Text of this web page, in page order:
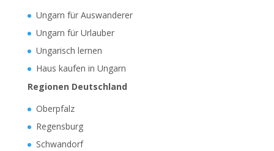
Ungarn für Auswanderer
Ungarn für Urlauber
Ungarisch lernen
Haus kaufen in Ungarn
Regionen Deutschland
Oberpfalz
Regensburg
Schwandorf